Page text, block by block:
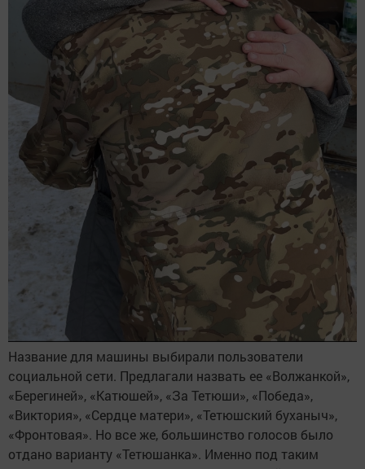
Название для машины выбирали пользователи
социальной сети. Предлагали назвать ее «Волжанкой»,
«Берегиней», «Катюшей», «За Тетюши», «Победа»,
«Виктория», «Сердце матери», «Тетюшский буханыч»,
«Фронтовая». Но все же, большинство голосов было
отдано варианту «Тетюшанка». Именно под таким